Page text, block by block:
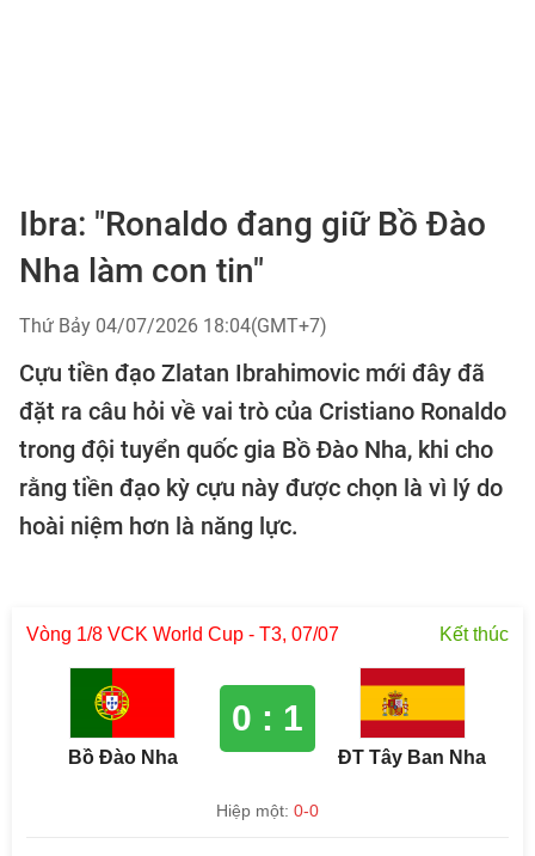
Ibra: "Ronaldo đang giữ Bồ Đào
Nha làm con tin"
Thứ Bảy 04/07/2026 18:04(GMT+7)
Cựu tiền đạo Zlatan Ibrahimovic mới đây đã
đặt ra câu hỏi về vai trò của Cristiano Ronaldo
trong đội tuyển quốc gia Bồ Đào Nha, khi cho
rằng tiền đạo kỳ cựu này được chọn là vì lý do
hoài niệm hơn là năng lực.